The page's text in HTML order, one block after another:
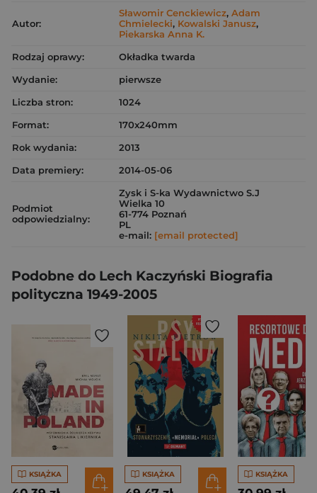
Autor:
Sławomir Cenckiewicz, Adam
Chmielecki, Kowalski Janusz,
Piekarska Anna K.
Rodzaj oprawy:
Okładka twarda
Wydanie:
pierwsze
Liczba stron:
1024
Format:
170x240mm
Rok wydania:
2013
Data premiery:
2014-05-06
Podmiot
odpowiedzialny:
Zysk i S-ka Wydawnictwo S.J
Wielka 10
61-774 Poznań
PL
e-mail: [email protected]
Podobne do Lech Kaczyński Biografia
polityczna 1949-2005
KSIĄŻKA KSIĄŻKA KSIĄŻKA